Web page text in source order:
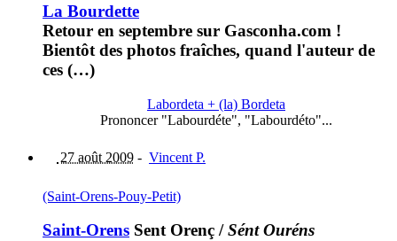
La Bourdette
Retour en septembre sur Gasconha.com !
Bientôt des photos fraîches, quand l'auteur de
ces (…)
Labordeta + (la) Bordeta
Prononcer "Labourdéte", "Labourdéto"...
27 août 2009 - Vincent P.
(Saint-Orens-Pouy-Petit)
Saint-Orens Sent Orenç /Sént Ouréns